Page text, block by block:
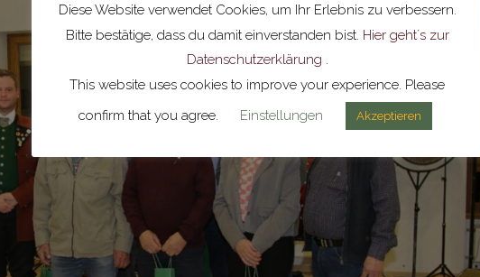
Diese Website verwendet Cookies, um Ihr Erlebnis zu verbessern.
Bitte bestätige, dass du damit einverstanden bist. Hier geht´s zur
Datenschutzerklärung .
This website uses cookies to improve your experience. Please
confirm that you agree.
Einstellungen Akzeptieren